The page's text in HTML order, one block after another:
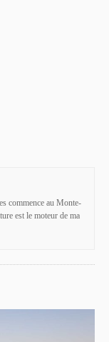
commence au Monte-
est le moteur de ma